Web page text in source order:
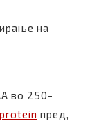
на
во 250-
пред,